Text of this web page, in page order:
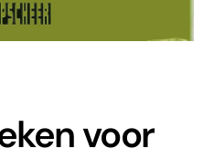
voor